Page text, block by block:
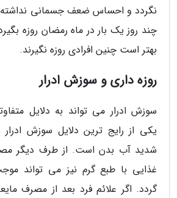
نگردد و احساس ضعف جسمانی نداشته
چند روز یک بار در ماه رمضان روزه
بهتر است چنین افرادی روزه نگیرند.
روزه داری و سوزش ادرار
سوزش ادرار می تواند به دلایل
یکی از رایج ترین دلایل سوزش ادرار
شدید آب بدن است. از طرف دیگر
غذایی با طبع گرم نیز می تواند
گردد. اگر علائم فرد بعد از مصرف